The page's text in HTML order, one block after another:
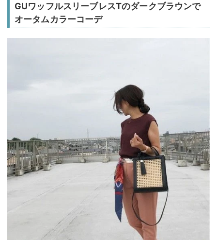
GUワッフルスリーブレスTのダークブラウンで
オータムカラーコーデ